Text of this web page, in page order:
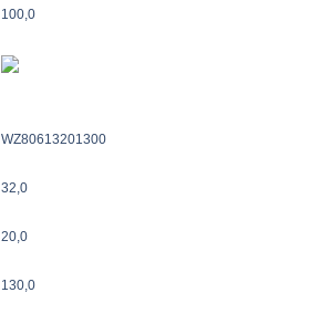
100,0
WZ80613201300
32,0
20,0
130,0